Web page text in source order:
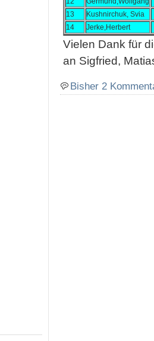
13
Kushnirchuk, Svia
14
Jerke,Herbert
Vielen Dank für
an Sigfried,
Bisher 2